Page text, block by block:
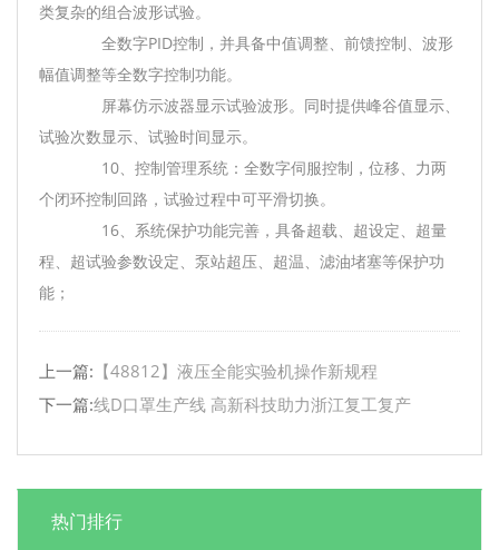
类复杂的组合波形试验。
全数字PID控制，并具备中值调整、前馈控制、波形
幅值调整等全数字控制功能。
屏幕仿示波器显示试验波形。同时提供峰谷值显示、
试验次数显示、试验时间显示。
10、控制管理系统：全数字伺服控制，位移、力两
个闭环控制回路，试验过程中可平滑切换。
16、系统保护功能完善，具备超载、超设定、超量
程、超试验参数设定、泵站超压、超温、滤油堵塞等保护功
能；
上一篇: 【48812】液压全能实验机操作新规程
下一篇:线D口罩生产线 高新科技助力浙江复工复产
热门排行